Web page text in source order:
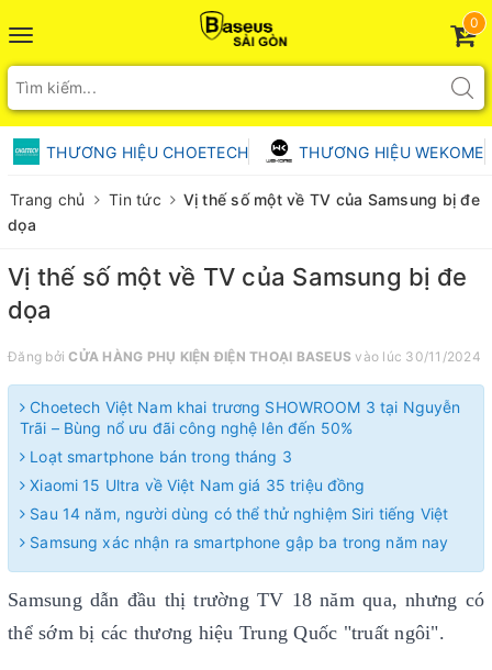
Toggle
navigation
0
THƯƠNG HIỆU CHOETECH THƯƠNG HIỆU WEKOME
Trang chủ Tin tức
Vị thế số một về TV của Samsung bị đe
dọa
Vị thế số một về TV của Samsung bị đe
dọa
Đăng bởiCỬA HÀNG PHỤ KIỆN ĐIỆN THOẠI BASEUS vào lúc 30/11/2024
Choetech Việt Nam khai trương SHOWROOM 3 tại Nguyễn
Trãi – Bùng nổ ưu đãi công nghệ lên đến 50%
Loạt smartphone bán trong tháng 3
Xiaomi 15 Ultra về Việt Nam giá 35 triệu đồng
Sau 14 năm, người dùng có thể thử nghiệm Siri tiếng Việt
Samsung xác nhận ra smartphone gập ba trong năm nay
Samsung dẫn đầu thị trường TV 18 năm qua, nhưng có
thể sớm bị các thương hiệu Trung Quốc "truất ngôi".